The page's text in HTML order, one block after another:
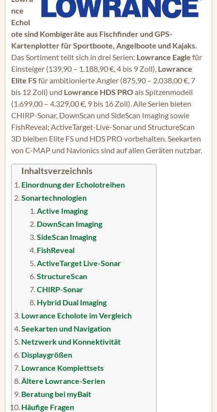
nce
Echol
ote sind Kombigeräte aus Fischfinder und GPS-
Kartenplotter für Sportboote, Angelboote und Kajaks.
Das Sortiment teilt sich in drei Serien: Lowrance Eagle für
Einsteiger (139,90 – 1.188,90 €, 4 bis 9 Zoll), Lowrance
Elite FS für ambitionierte Angler (875,90 – 2.038,00 €, 7
bis 12 Zoll) und Lowrance HDS PROals Spitzenmodell
(1.699,00 – 4.329,00 €, 9 bis 16 Zoll). Alle Serien bieten
CHIRP-Sonar, DownScan und SideScan Imaging sowie
FishReveal; ActiveTarget-Live-Sonar und StructureScan
3D bleiben Elite FS und HDS PRO vorbehalten. Seekarten
von C-MAP und Navionics sind auf allen Geräten nutzbar.
Inhaltsverzeichnis
Einordnung der Echolotreihen
Sonartechnologien
Active Imaging
DownScan Imaging
SideScan Imaging
FishReveal
ActiveTarget Live-Sonar
StructureScan
CHIRP-Sonar
Hybrid Dual Imaging
Lowrance Echolote im Vergleich
Seekarten und Navigation
Netzwerk und Konnektivität
Displaygrößen
Lowrance Komplettsets
Ältere Lowrance-Serien
Beratung bei myBait
Häufige Fragen